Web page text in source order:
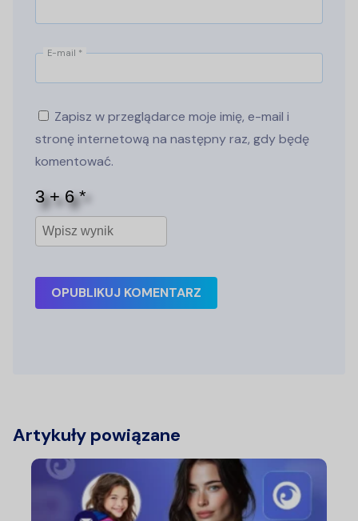
E-mail *
Zapisz w przeglądarce moje imię, e-mail i
stronę internetową na następny raz, gdy będę
komentować.
OPUBLIKUJ KOMENTARZ
Artykuły powiązane